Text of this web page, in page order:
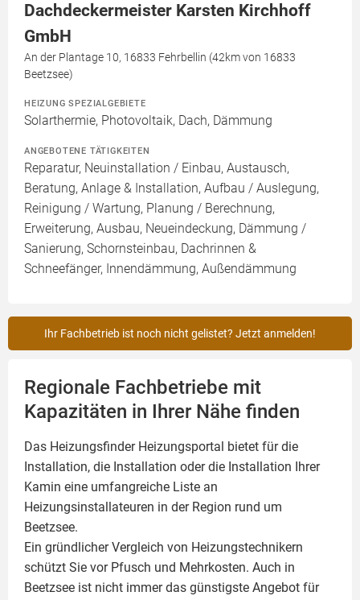
Dachdeckermeister Karsten Kirchhoff
GmbH
An der Plantage 10, 16833 Fehrbellin (42km von 16833
Beetzsee)
HEIZUNG SPEZIALGEBIETE
Solarthermie, Photovoltaik, Dach, Dämmung
ANGEBOTENE TÄTIGKEITEN
Reparatur, Neuinstallation / Einbau, Austausch,
Beratung, Anlage & Installation, Aufbau / Auslegung,
Reinigung / Wartung, Planung / Berechnung,
Erweiterung, Ausbau, Neueindeckung, Dämmung /
Sanierung, Schornsteinbau, Dachrinnen &
Schneefänger, Innendämmung, Außendämmung
Ihr Fachbetrieb ist noch nicht gelistet? Jetzt anmelden!
Regionale Fachbetriebe mit
Kapazitäten in Ihrer Nähe finden
Das Heizungsfinder Heizungsportal bietet für die
Installation, die Installation oder die Installation Ihrer
Kamin eine umfangreiche Liste an
Heizungsinstallateuren in der Region rund um
Beetzsee.
Ein gründlicher Vergleich von Heizungstechnikern
schützt Sie vor Pfusch und Mehrkosten. Auch in
Beetzsee ist nicht immer das günstigste Angebot für